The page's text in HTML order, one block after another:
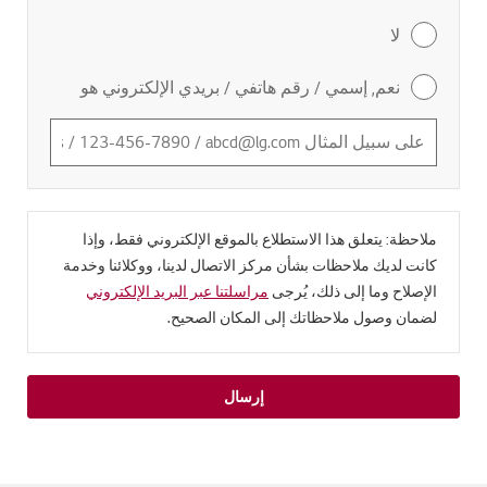
لا
نعم, إسمي / رقم هاتفي / بريدي الإلكتروني هو
ملاحظة: يتعلق هذا الاستطلاع بالموقع الإلكتروني فقط، وإذا
كانت لديك ملاحظات بشأن مركز الاتصال لدينا، ووكلائنا وخدمة
الإصلاح وما إلى ذلك، يُرجى مراسلتنا عبر البريد الإلكتروني
لضمان وصول ملاحظاتك إلى المكان الصحيح.
إرسال